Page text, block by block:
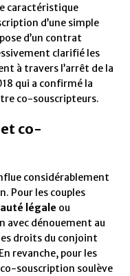
caractéristique
d’une simple
d’un contrat
clarifié les
à travers l’arrêt de la
qui a confirmé la
co-souscripteurs.
co-
considérablement
Pour les couples
légale ou
avec dénouement au
droits du conjoint
revanche, pour les
co-souscription soulève